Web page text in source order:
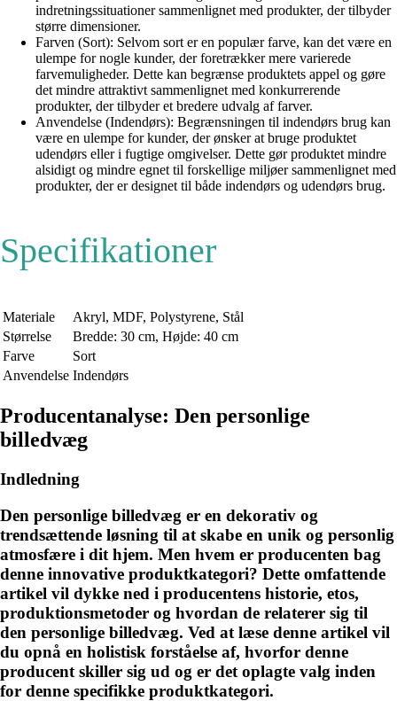
indretningssituationer sammenlignet med produkter, der tilbyder
større dimensioner.
Farven (Sort): Selvom sort er en populær farve, kan det være en
ulempe for nogle kunder, der foretrækker mere varierede
farvemuligheder. Dette kan begrænse produktets appel og gøre
det mindre attraktivt sammenlignet med konkurrerende
produkter, der tilbyder et bredere udvalg af farver.
Anvendelse (Indendørs): Begrænsningen til indendørs brug kan
være en ulempe for kunder, der ønsker at bruge produktet
udendørs eller i fugtige omgivelser. Dette gør produktet mindre
alsidigt og mindre egnet til forskellige miljøer sammenlignet med
produkter, der er designet til både indendørs og udendørs brug.
Specifikationer
Materiale
Akryl, MDF, Polystyrene, Stål
Størrelse
Bredde: 30 cm, Højde: 40 cm
Farve
Sort
Anvendelse Indendørs
Producentanalyse: Den personlige
billedvæg
Indledning
Den personlige billedvæg er en dekorativ og
trendsættende løsning til at skabe en unik og personlig
atmosfære i dit hjem. Men hvem er producenten bag
denne innovative produktkategori? Dette omfattende
artikel vil dykke ned i producentens historie, etos,
produktionsmetoder og hvordan de relaterer sig til
den personlige billedvæg. Ved at læse denne artikel vil
du opnå en holistisk forståelse af, hvorfor denne
producent skiller sig ud og er det oplagte valg inden
for denne specifikke produktkategori.